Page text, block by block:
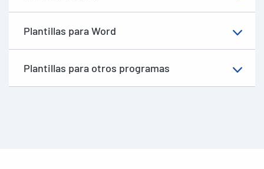
Plantillas para Word
Plantillas para otros programas